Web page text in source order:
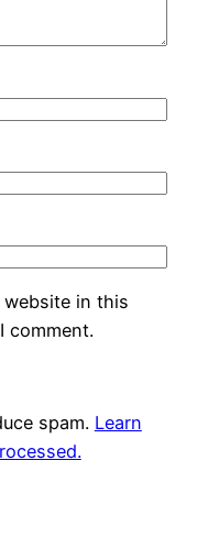
website in this
comment.
spam. Learn